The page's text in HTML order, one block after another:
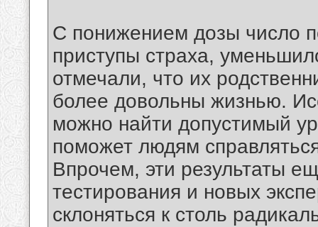
С понижением дозы число
приступы страха,
отмечали, что их
более довольны жизнью.
можно найти допустимый
поможет людям
Впрочем, эти результаты
тестирования и новых
склоняться к столь